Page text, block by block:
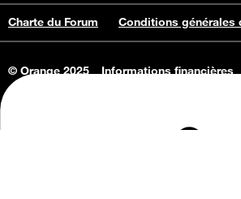
Charte du Forum Conditions
© Orange 2025
Informations financières